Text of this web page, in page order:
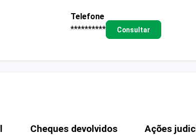
Telefone
**********
Consultar
Cheques devolvidos Ações